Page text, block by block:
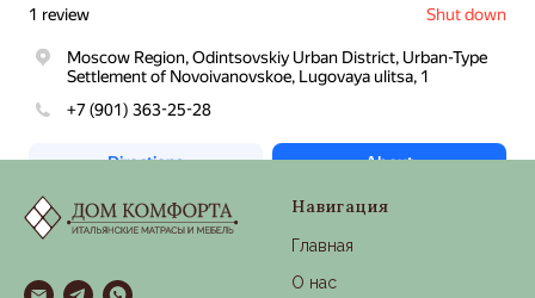
Навигация
Главная
О нас